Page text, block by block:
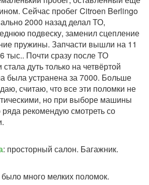
Сейчас пробег Citroen Berlingo
2000 назад делал ТО,
подвеску, заменил сцепление
пружины. Запчасти вышли на 11
тыс.. Почти сразу после ТО
стала дуть только на четвёртой
была устранена за 7000. Больше
считаю, что все эти поломки не
но при выборе машины
ряда рекомендую смотреть со
: просторный салон. Багажник.
было много мелких поломок.